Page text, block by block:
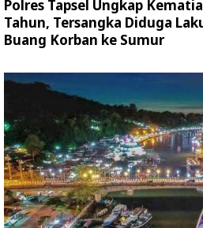
Polres Tapsel Ungkap
Tahun, Tersangka Diduga
Buang Korban ke Sumur